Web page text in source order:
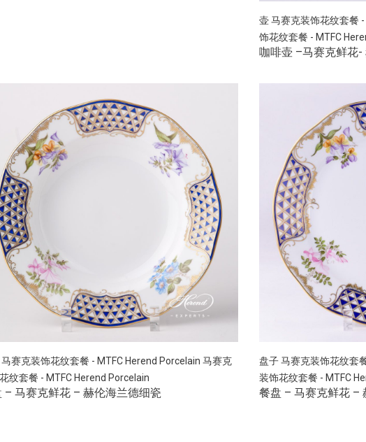
壶马赛克装饰花纹套餐
饰花纹套餐 - MTFC
咖啡壶 –马赛克鲜花-
马赛克装饰花纹套餐 - MTFC Herend Porcelain 马赛克
纹套餐 - MTFC Herend Porcelain
– 马赛克鲜花 – 赫伦海兰德细瓷
盘子马赛克装饰花纹套
装饰花纹套餐 - MTFC
餐盘 – 马赛克鲜花 –